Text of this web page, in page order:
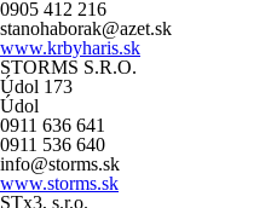
0905 412 216
stanohaborak@azet.sk
www.krbyharis.sk
STORMS S.R.O.
Údol 173
Údol
0911 636 641
0911 536 640
info@storms.sk
www.storms.sk
STx3, s.r.o.